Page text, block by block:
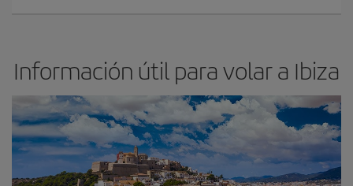
Información útil para volar a Ibiza